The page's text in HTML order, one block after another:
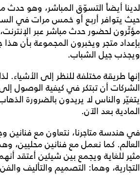
لدينا أيضاً التسوّق المباشر، وهو حدث
حيث يتوافر أربع أو خمس مرات في
مؤثّرون لحضور حدث مباشر عبر
بإعداد متجر ويخبرون المجموعة بأن هذا
ويجذب جيل الشباب.
إنها طريقة مختلفة للنظر إلى الأشياء.
الشركات أن تبتكر في كيفية الوصول إلى
يتغيّر والناس لا يريدون بالضرورة الذهاب
المادية بعد الآن.
في هندسة متاجرنا، نتعاون مع فنانين
العالم. كما نعمل مع فنانين محليين،
مثير للغاية ويجمع بين شيئين أعتقد
التجارية، وهما: التصميم والتأليف